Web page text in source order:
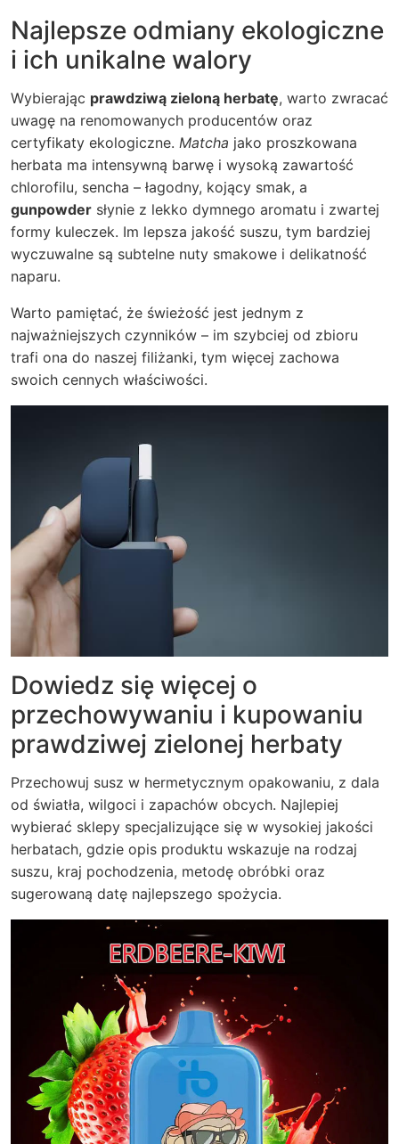
Najlepsze odmiany ekologiczne
i ich unikalne walory
Wybierając prawdziwą zieloną herbatę, warto zwracać
uwagę na renomowanych producentów oraz
certyfikaty ekologiczne. Matcha jako proszkowana
herbata ma intensywną barwę i wysoką zawartość
chlorofilu, sencha – łagodny, kojący smak, a
gunpowder słynie z lekko dymnego aromatu i zwartej
formy kuleczek. Im lepsza jakość suszu, tym bardziej
wyczuwalne są subtelne nuty smakowe i delikatność
naparu.
Warto pamiętać, że świeżość jest jednym z
najważniejszych czynników – im szybciej od zbioru
trafi ona do naszej filiżanki, tym więcej zachowa
swoich cennych właściwości.
Dowiedz się więcej o
przechowywaniu i kupowaniu
prawdziwej zielonej herbaty
Przechowuj susz w hermetycznym opakowaniu, z dala
od światła, wilgoci i zapachów obcych. Najlepiej
wybierać sklepy specjalizujące się w wysokiej jakości
herbatach, gdzie opis produktu wskazuje na rodzaj
suszu, kraj pochodzenia, metodę obróbki oraz
sugerowaną datę najlepszego spożycia.